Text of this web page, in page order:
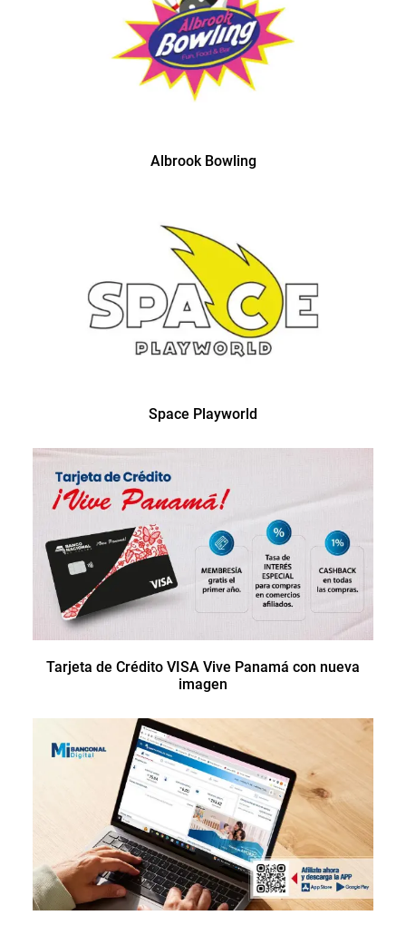
Albrook Bowling
Space Playworld
Tarjeta de Crédito VISA Vive Panamá con nueva
imagen